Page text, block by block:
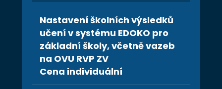
Nastavení školních výsledků
učení v systému EDOKO pro
základní školy, včetně vazeb
na OVU RVP ZV
Cena individuální